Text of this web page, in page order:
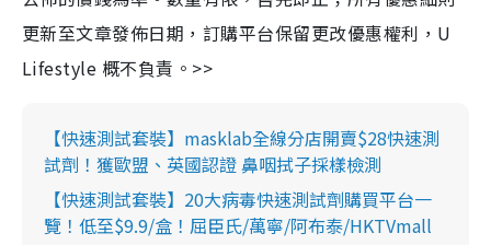
更新至文章發佈日期，訂購平台保留更改優惠權利，U
Lifestyle 概不負責。>>
【快速測試套裝】masklab全線分店開賣$28快速測
試劑！獲歐盟、英國認證 鼻咽拭子採樣檢測
【快速測試套裝】20大病毒快速測試劑購買平台一
覽！低至$9.9/盒！屈臣氏/萬寧/阿布泰/HKTVmall